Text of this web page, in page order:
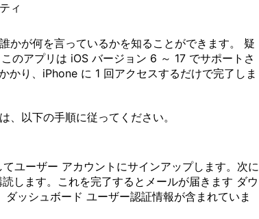
ィ
かが何を言っているかを知ることができます。 疑
のアプリは iOS バージョン 6 ～ 17 でサポートさ
り、iPhone に 1 回アクセスするだけで完了しま
、以下の手順に従ってください。
ユーザー アカウントにサインアップします。次に
します。これを完了するとメールが届きます ダウ
ッシュボード ユーザー認証情報が含まれていま